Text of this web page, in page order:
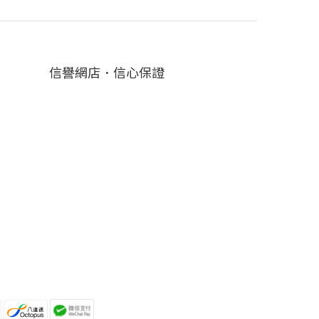
信譽網店．信心保證